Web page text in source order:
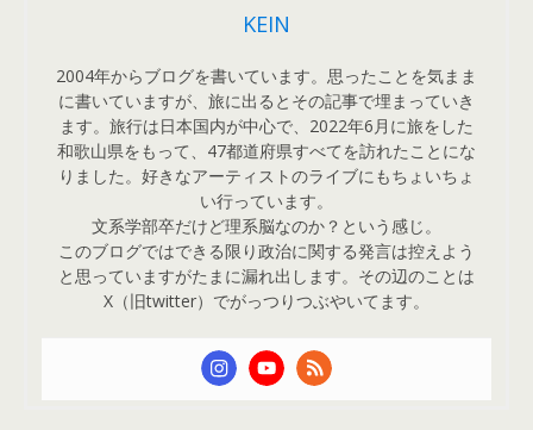
KEIN
2004年からブログを書いています。思ったことを気まま
に書いていますが、旅に出るとその記事で埋まっていき
ます。旅行は日本国内が中心で、2022年6月に旅をした
和歌山県をもって、47都道府県すべてを訪れたことにな
りました。好きなアーティストのライブにもちょいちょ
い行っています。
文系学部卒だけど理系脳なのか？という感じ。
このブログではできる限り政治に関する発言は控えよう
と思っていますがたまに漏れ出します。その辺のことは
X（旧twitter）でがっつりつぶやいてます。